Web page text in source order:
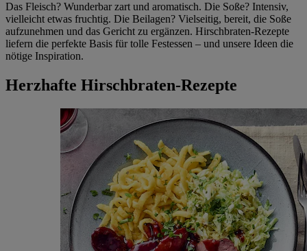
Das Fleisch? Wunderbar zart und aromatisch. Die Soße? Intensiv,
vielleicht etwas fruchtig. Die Beilagen? Vielseitig, bereit, die Soße
aufzunehmen und das Gericht zu ergänzen. Hirschbraten-Rezepte
liefern die perfekte Basis für tolle Festessen – und unsere Ideen die
nötige Inspiration.
Herzhafte Hirschbraten-Rezepte